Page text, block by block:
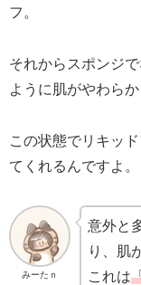
フ。
それからスポンジ
ように肌がやわらか
この状態でリキッ
てくれるんですよ。
みーたｎ
意外と
り、肌
これは